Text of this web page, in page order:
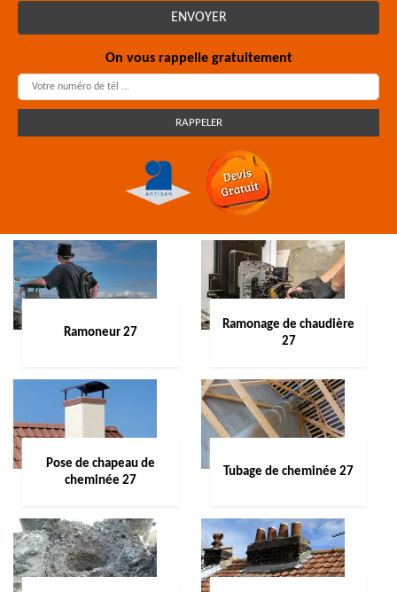
On vous rappelle gratuitement
Ramoneur 27
Ramonage de chaudière
27
Pose de chapeau de
cheminée 27
Tubage de cheminée 27